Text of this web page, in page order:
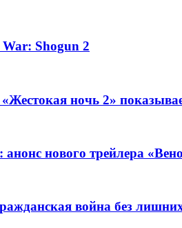
Shogun 2
ночь 2»
анонс нового трейлера
война без